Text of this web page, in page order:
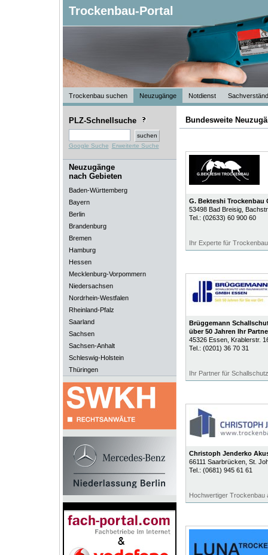
Trockenbau-Portal
Trockenbau suchen Neuzugänge Notdienst
PLZ-Schnellsuche
Google Suche Erweiterte Suche
Neuzugänge
nach Gebieten
Baden-Württemberg
Bayern
Berlin
Brandenburg
Bremen
Hamburg
Hessen
Mecklenburg-Vorpommern
Niedersachsen
Nordrhein-Westfalen
Rheinland-Pfalz
Saarland
Sachsen
Sachsen-Anhalt
Schleswig-Holstein
Thüringen
Bundesweite
G. Bekteshi Trockenbau
53498 Bad Breisig,
Tel.: (02633) 60 900 60
Ihr Experte für
Brüggemann
über 50 Jahren Ihr
45326 Essen, Krablerstr.
Tel.: (0201) 36 70 31
Ihr Partner für
Christoph Jenderko
66111 Saarbrücken, St.
Tel.: (0681) 945 61 61
Hochwertiger Trockenbau